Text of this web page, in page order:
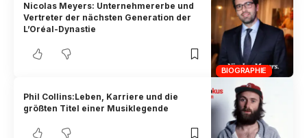
BIOGRAPHIE
Nicolas Meyers: Unternehmererbe und
Vertreter der nächsten Generation der
L’Oréal-Dynastie
Phil Collins:Leben, Karriere und die
größten Titel einer Musiklegende